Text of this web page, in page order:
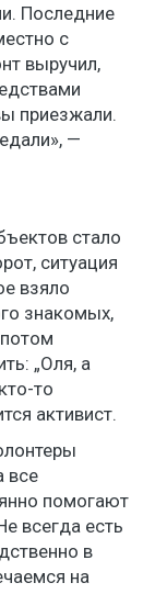
Последние
с
выручил,
приезжали.
—
стало
ситуация
взяло
знакомых,
„Оля, а
то
активист.
все
помогают
всегда есть
в
на